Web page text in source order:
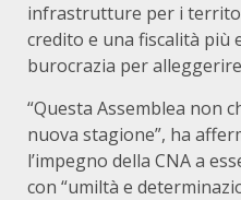
infrastrutture per i
credito e una fiscalità più
burocrazia per
“Questa Assemblea non
nuova stagione”, ha
l’impegno della CNA a
con “umiltà e